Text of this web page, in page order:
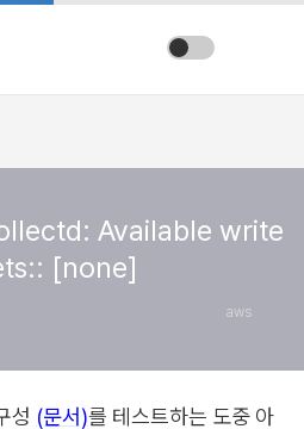
Available write
[none]
aws
성 (문서)를 테스트하는 도중 아